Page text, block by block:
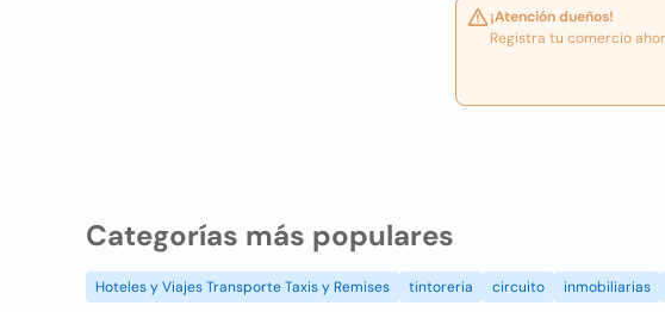
¡Atención dueños!
Registra tu comercio
Categorías más populares
Hoteles y Viajes Transporte Taxis y Remises tintoreria circuito inmobiliarias